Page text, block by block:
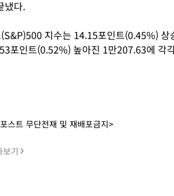
냈다.
지수는 14.15포인트(0.45%)
포인트(0.52%) 높아진 1만207.63에 각
스트 무단전재 및 재배포금지>
기